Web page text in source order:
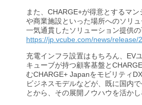
また、CHARGE+が得意とするマ
や商業施設といった場所へのソリ
一気通貫したソリューション提供
https://jp.vcube.com/news/release/
充電インフラ設置はもちろん、EV
キューブが持つ顧客基盤と
むCHARGE+ Japanをモビリティ
ビジネスモデルなどが、既に国内
とから、その展開ノウハウを活か